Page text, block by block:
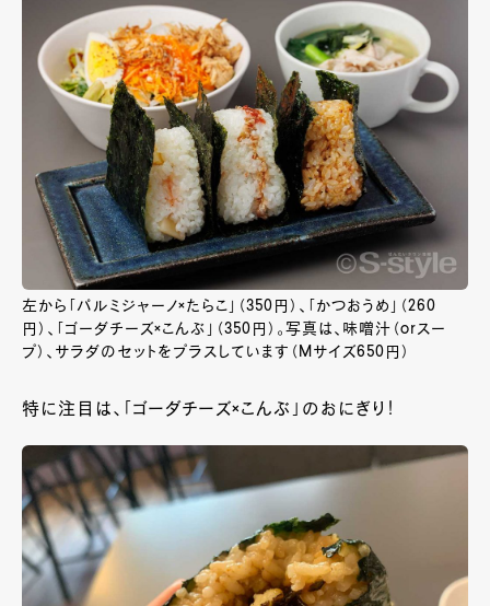
左から「パルミジャーノ×たらこ」（350円）、「かつおうめ」（260
円）、「ゴーダチーズ×こんぶ」（350円）。写真は、味噌汁（orスー
プ）、サラダのセットをプラスしています（Mサイズ650円）
特に注目は、「ゴーダチーズ×こんぶ」のおにぎり！